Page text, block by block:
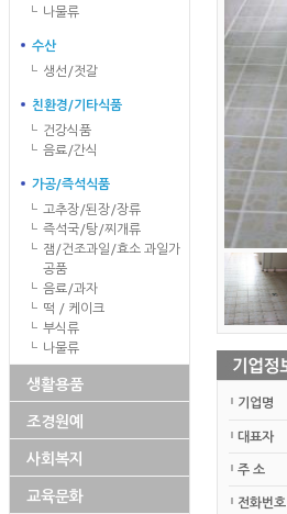
나물류
수산
생선/젓갈
친환경/기타식품
건강식품
음료/간식
가공/즉석식품
고추장/된장/장류
즉석국/탕/찌개류
잼/건조과일/효소 과일가
공품
음료/과자
떡 / 케이크
부식류
나물류
생활용품
조경원예
사회복지
교육문화
기업명
대표자
주 소
전화번호